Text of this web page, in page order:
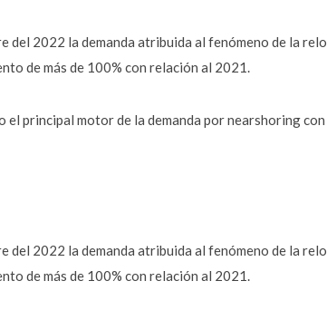
del 2022 la demanda atribuida al fenómeno de la
de más de 100% con relación al 2021.
el principal motor de la demanda por nearshoring
del 2022 la demanda atribuida al fenómeno de la
de más de 100% con relación al 2021.